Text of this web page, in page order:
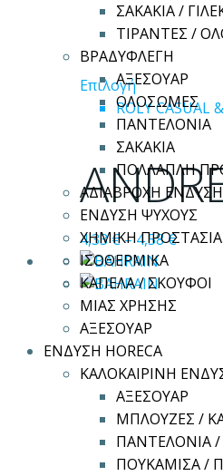
ΣΑΚΑΚΙΑ /
ΤΙΡΑΝΤΕΣ /
ΒΡΑΔΥΦΛΕΓΗ
ΑΞΕΣΟΥΑΡ
ΟΛΟΣΩΜΕΣ
ΠΑΝΤΕΛΟΝΙΑ
ΣΑΚΑΚΙΑ
ΠΟΛΛΑΠΛΗ
ΑΔΙΑΒΡΟΧΗ ΕΝΔΥΣΗ
ΕΝΔΥΣΗ ΨΥΧΟΥΣ
ΧΗΜΙΚΗ ΠΡΟΣΤΑΣΙΑ
ΙΣΟΘΕΡΜΙΚΑ
ΚΑΠΕΛΑ / ΣΚΟΥΦΟΙ
ΜΙΑΣ ΧΡΗΣΗΣ
ΑΞΕΣΟΥΑΡ
ΕΝΔΥΣΗ HORECA
ΚΑΛΟΚΑΙΡΙΝΗ
ΑΞΕΣΟΥΑΡ
ΜΠΛΟΥΖΕΣ /
ΠΑΝΤΕΛΟΝΙΑ
ΠΟΥΚΑΜΙΣΑ /
ΕπιλογήΑυτό
το
προϊόν
έχει
πολλαπλές
παραλλαγές.
Οι
επιλογές
μπορούν
να
επιλεγούν
στη
σελίδα
του
προϊόντος
ROLY CASUAL
4,33€–4,58€